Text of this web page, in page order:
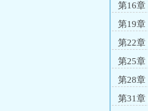
第16章
第19章
第22章
第25章
第28章
第31章